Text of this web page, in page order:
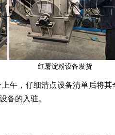
红薯淀粉设备发货
午，仔细清点设备清单后将
备的入驻。